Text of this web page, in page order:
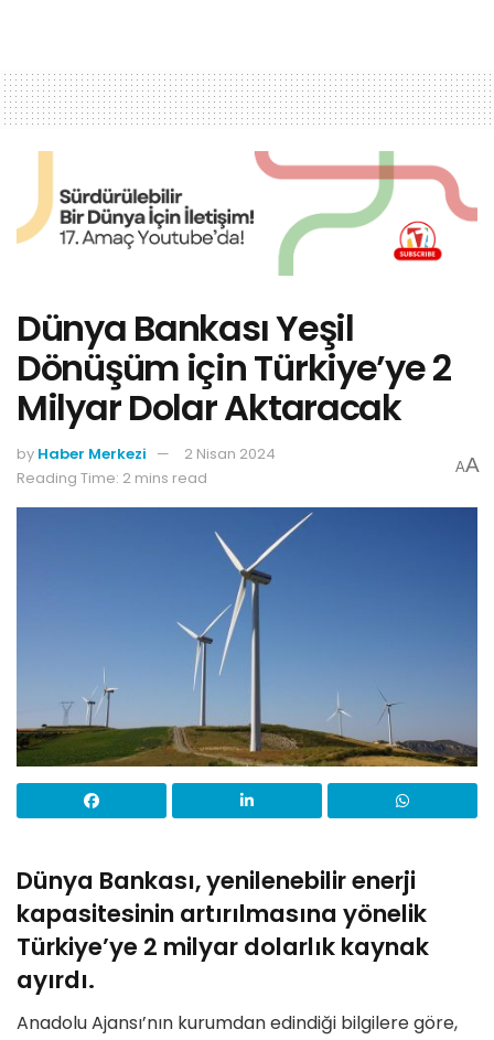
Dünya Bankası Yeşil
Dönüşüm için Türkiye’ye 2
Milyar Dolar Aktaracak
by Haber Merkezi
2 Nisan 2024
Reading Time: 2 mins read
AA
Dünya Bankası, yenilenebilir enerji
kapasitesinin artırılmasına yönelik
Türkiye’ye 2 milyar dolarlık kaynak
ayırdı.
Anadolu Ajansı’nın kurumdan edindiği bilgilere göre,